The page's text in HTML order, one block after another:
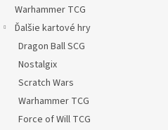
Warhammer TCG
Ďalšie kartové hry
Dragon Ball SCG
Nostalgix
Scratch Wars
Warhammer TCG
Force of Will TCG